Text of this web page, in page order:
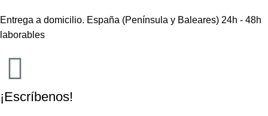
Entrega a domicilio. España (Península y Baleares) 24h - 48h
laborables
¡Escríbenos!